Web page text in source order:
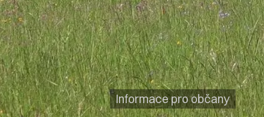
Informace pro občany